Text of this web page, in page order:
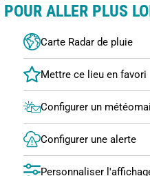
POUR ALLER PLUS
Carte Radar de pluie
Configurer un météomail
Configurer une alerte
Personnaliser